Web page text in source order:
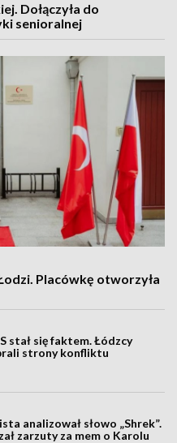
Dołączyła do
senioralnej
Placówkę otworzyła
stał się faktem. Łódzcy
strony konfliktu
analizował słowo „Shrek”.
zarzuty za mem o Karolu